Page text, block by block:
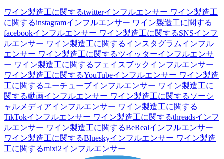
ワイン製造工に関するtwitterインフルエンサー ワイン製造工
に関するinstagramインフルエンサー ワイン製造工に関する
facebookインフルエンサー ワイン製造工に関するSNSインフ
ルエンサー ワイン製造工に関するインスタグラムインフル
エンサー ワイン製造工に関するツイッターインフルエンサ
ー ワイン製造工に関するフェイスブックインフルエンサー
ワイン製造工に関するYouTubeインフルエンサー ワイン製造
工に関するユーチューブインフルエンサー ワイン製造工に
関する動画インフルエンサー ワイン製造工に関するソーシ
ャルメディアインフルエンサー ワイン製造工に関する
TikTokインフルエンサー ワイン製造工に関するthreadsインフ
ルエンサー ワイン製造工に関するBeRealインフルエンサー
ワイン製造工に関するBlueskyインフルエンサー ワイン製造
工に関するmixi2インフルエンサー